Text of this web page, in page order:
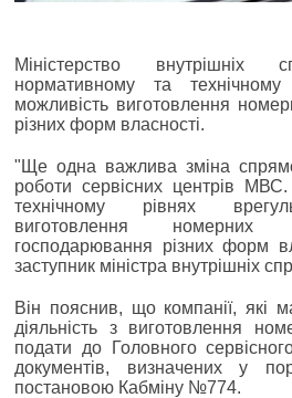
Міністерство
нормативному та
можливість виготовлення
різних форм власності.
"Ще одна важлива зміна
роботи сервісних центрів
технічному рівнях
виготовлення номерних
господарювання різних форм
заступник міністра внутрішніх
Він пояснив, що компанії, які
діяльність з виготовлення
подати до Головного
документів, визначених у
постановою Кабміну №774.